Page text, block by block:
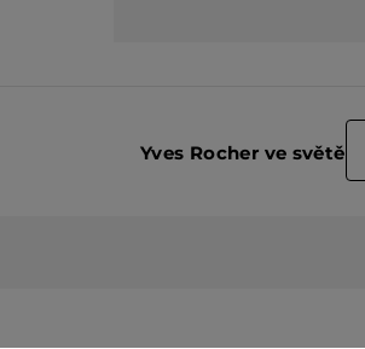
Yves Rocher ve světě